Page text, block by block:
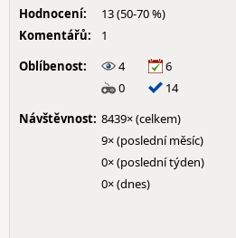
Hodnocení:
13 (50-70 %)
Komentářů:
1
Oblíbenost:
4
6
0
14
Návštěvnost: 8439× (celkem)
9× (poslední měsíc)
0× (poslední týden)
0× (dnes)